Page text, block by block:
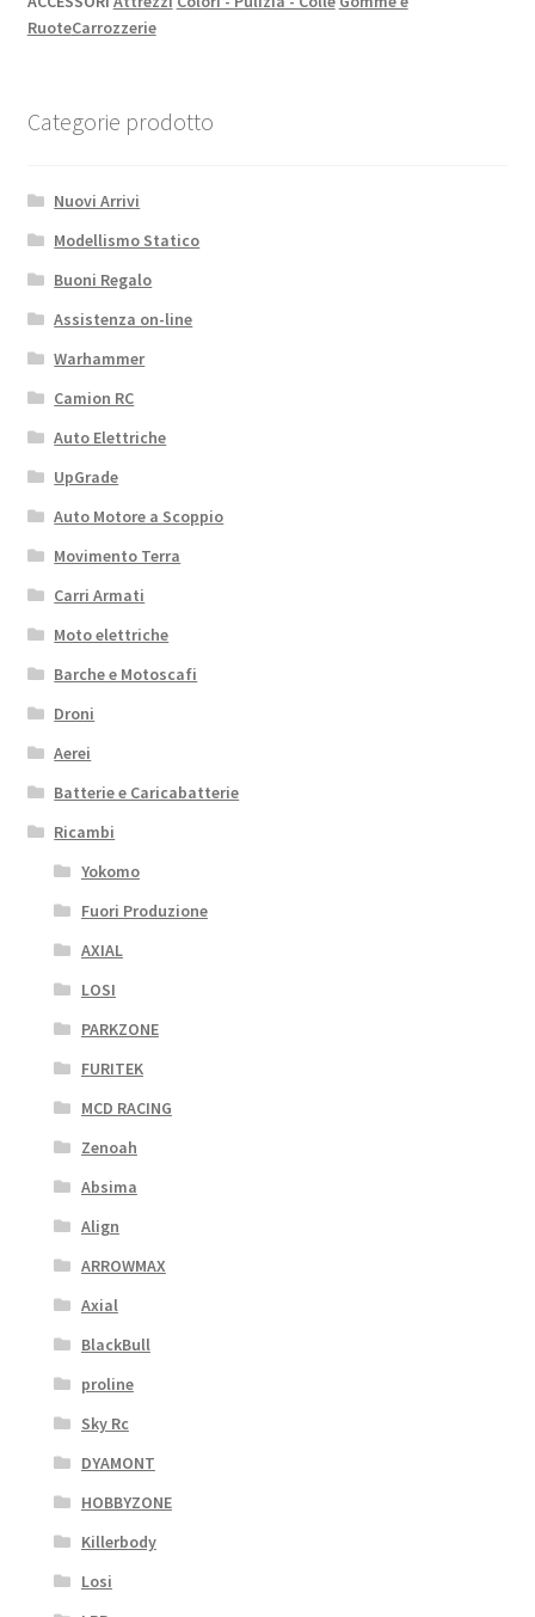
RuoteCarrozzerie
Categorie prodotto
Nuovi Arrivi
Modellismo Statico
Buoni Regalo
Assistenza on-line
Warhammer
Camion RC
Auto Elettriche
UpGrade
Auto Motore a Scoppio
Movimento Terra
Carri Armati
Moto elettriche
Barche e Motoscafi
Droni
Aerei
Batterie e Caricabatterie
Ricambi
Yokomo
Fuori Produzione
AXIAL
LOSI
PARKZONE
FURITEK
MCD RACING
Zenoah
Absima
Align
ARROWMAX
Axial
BlackBull
proline
Sky Rc
DYAMONT
HOBBYZONE
Killerbody
Losi